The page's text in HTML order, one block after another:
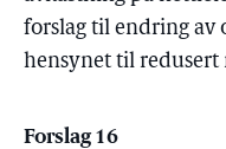
forslag til endring av
hensynet til redusert
Forslag 16